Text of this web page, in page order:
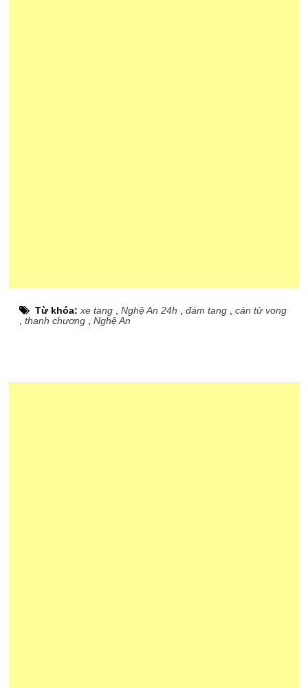
Từ khóa:xe tang ,Nghệ An 24h ,đám tang ,cán tử vong
,thanh chương ,Nghệ An